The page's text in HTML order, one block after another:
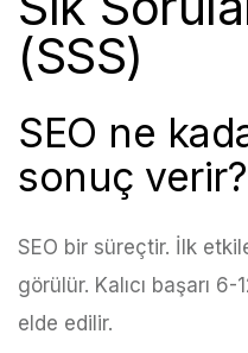
(SSS)
SEO ne
sonuç verir?
SEO bir süreçtir. İlk
görülür. Kalıcı başarı 6-
elde edilir.